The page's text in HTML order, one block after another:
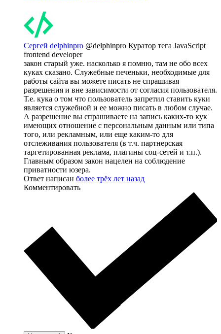
Сергей delphinpro @delphinpro Куратор тега JavaScript
frontend developer
закон старый уже. насколько я помню, там не обо всех
куках сказано. Служебные печеньки, необходимые для
работы сайта вы можете писать не спрашивая
разрешения и вне зависимости от согласия пользователя.
Т.е. кука о том что пользователь запретил ставить куки
является служебной и ее можно писать в любом случае.
А разрешение вы спрашиваете на запись каких-то кук
имеющих отношение с персональным данным или типа
того, или рекламным, или еще каким-то для
отслеживания пользователя (в т.ч. партнерская
таргетированная реклама, плагины соц-сетей и т.п.).
Главным образом закон нацелен на соблюдение
приватности юзера.
Ответ написан более трёх лет назад
Комментировать